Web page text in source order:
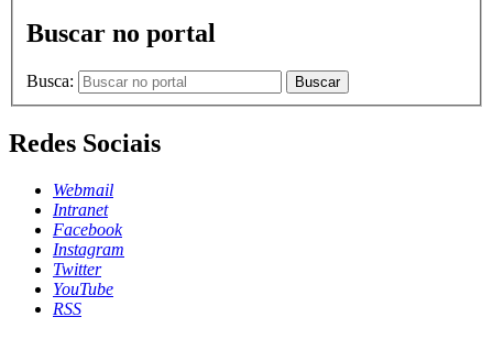
Buscar no portal
Busca: Buscar
Redes Sociais
Webmail
Intranet
Facebook
Instagram
Twitter
YouTube
RSS